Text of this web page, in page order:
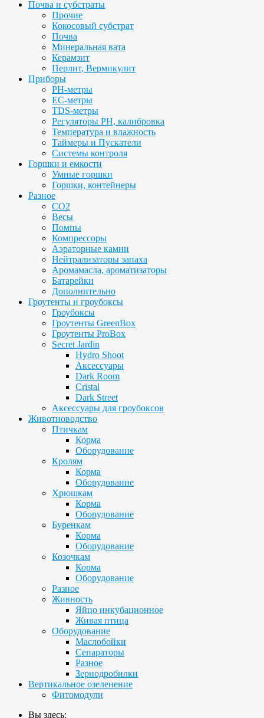
Почва и субстраты
Прочие
Кокосовый субстрат
Почва
Минеральная вата
Керамзит
Перлит, Вермикулит
Приборы
PH-метры
EC-метры
TDS-метры
Регуляторы PH, калибровка
Температура и влажность
Таймеры и Пускатели
Системы контроля
Горшки и емкости
Умные горшки
Горшки, контейнеры
Разное
CO2
Весы
Помпы
Компрессоры
Аэраторные камни
Нейтрализаторы запаха
Аромамасла, ароматизаторы
Батарейки
Дополнительно
Гроутенты и гроубоксы
Гроубоксы
Гроутенты GreenBox
Гроутенты ProBox
Secret Jardin
Hydro Shoot
Аксессуары
Dark Room
Cristal
Dark Street
Аксессуары для гроубоксов
Животноводство
Птичкам
Корма
Оборудование
Кролям
Корма
Оборудование
Хрюшкам
Корма
Оборудование
Буренкам
Корма
Оборудование
Козочкам
Корма
Оборудование
Разное
Живность
Яйцо инкубационное
Живая птица
Оборудование
Маслобойки
Сепараторы
Разное
Зернодробилки
Вертикальное озеленение
Фитомодули
Вы здесь: